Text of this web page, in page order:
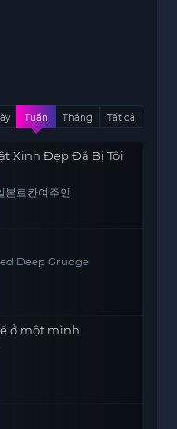
Tuần Tháng Tất cả
Xinh Đẹp Đã Bị Tôi
본료칸여주인
Deep Grudge
ở một mình